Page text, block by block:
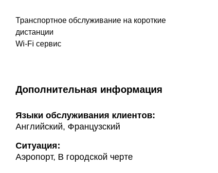
Транспортное обслуживание на короткие
дистанции
Wi-Fi сервис
Дополнительная информация
Языки обслуживания клиентов:
Английский, Французский
Ситуация:
Аэропорт, В городской черте